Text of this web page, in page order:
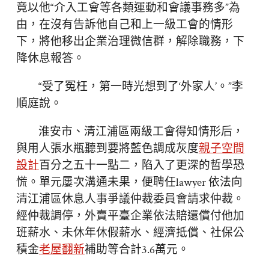
竟以他“介入工會等各類運動和會議事務多”為
由，在沒有告訴他自己和上一級工會的情形
下，將他移出企業治理微信群，解除職務，下
降休息報答。
“受了冤枉，第一時光想到了‘外家人’。”李
順庭說。
淮安市、清江浦區兩級工會得知情形后，
與用人張水瓶聽到要將藍色調成灰度親子空間
設計百分之五十一點二，陷入了更深的哲學恐
慌。單元屢次溝通未果，便聘任lawyer 依法向
清江浦區休息人事爭議仲裁委員會請求仲裁。
經仲裁調停，外賣平臺企業依法賠還償付他加
班薪水、未休年休假薪水、經濟抵償、社保公
積金老屋翻新補助等合計3.6萬元。